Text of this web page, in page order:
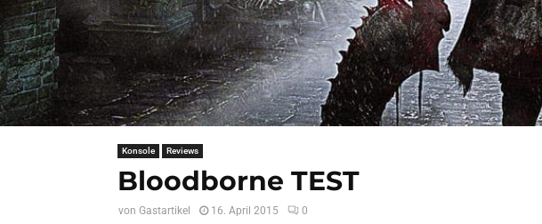
Konsole Reviews
Bloodborne TEST
von Gastartikel 16. April 2015 0